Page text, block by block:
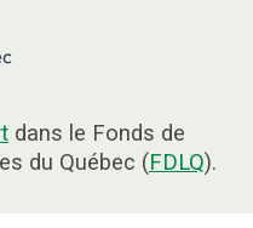
dans le Fonds de
du Québec (FDLQ).